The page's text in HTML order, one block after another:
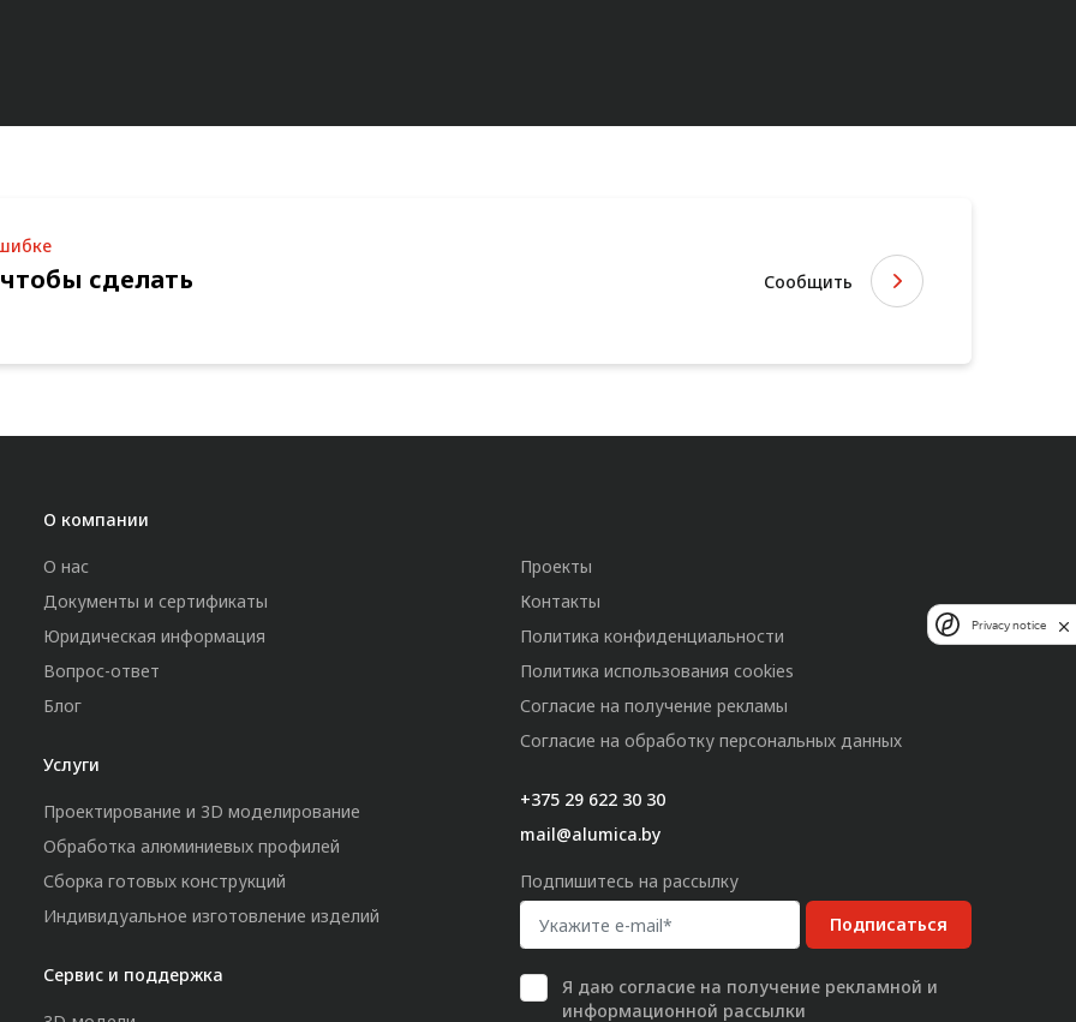
сделать
Сообщить
О компании
О нас
Документы и сертификаты
Юридическая информация
Вопрос-ответ
Блог
Услуги
Проектирование и 3D моделирование
Обработка алюминиевых профилей
Сборка готовых конструкций
Индивидуальное изготовление изделий
Сервис и поддержка
Проекты
Контакты
Политика конфиденциальности
Политика использования cookies
Согласие на получение рекламы
Согласие на обработку персональных данных
+375 29 622 30 30
mail@alumica.by
Подпишитесь на рассылку
Подписаться
Я даю согласие на получение рекламной и
информационной рассылки
Privacy notice